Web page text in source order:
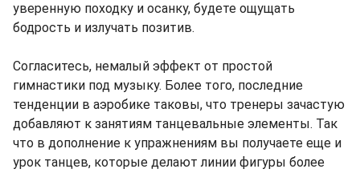
уверенную походку и осанку, будете ощущать
бодрость и излучать позитив.
Согласитесь, немалый эффект от простой
гимнастики под музыку. Более того, последние
тенденции в аэробике таковы, что тренеры зачастую
добавляют к занятиям танцевальные элементы. Так
что в дополнение к упражнениям вы получаете еще и
урок танцев, которые делают линии фигуры более